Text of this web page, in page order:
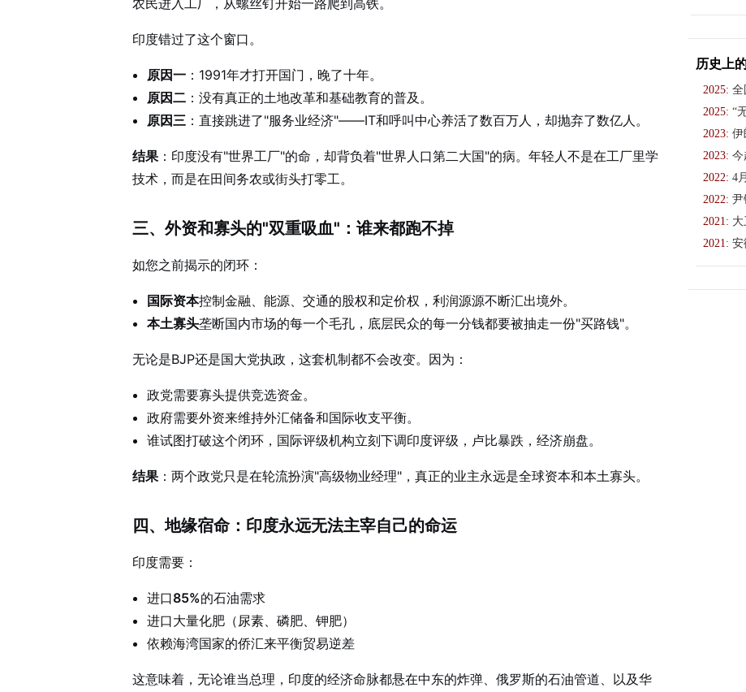
农民进入工厂，从螺丝钉开始一路爬到高铁。
印度错过了这个窗口。
原因一 ：1991年才打开国门，晚了十年。
原因二 ：没有真正的土地改革和基础教育的普及。
原因三 ：直接跳进了"服务业经济"——IT和呼叫中心养活了数百万人，却抛弃了数亿人。
结果 ：印度没有"世界工厂"的命，却背负着"世界人口第二大国"的病。年轻人不是在工厂里学
技术，而是在田间务农或街头打零工。
三、外资和寡头的"双重吸血"：谁来都跑不掉
如您之前揭示的闭环：
国际资本控制金融、能源、交通的股权和定价权，利润源源不断汇出境外。
本土寡头垄断国内市场的每一个毛孔，底层民众的每一分钱都要被抽走一份"买路钱"。
无论是BJP还是国大党执政，这套机制都不会改变。因为：
政党需要寡头提供竞选资金。
政府需要外资来维持外汇储备和国际收支平衡。
谁试图打破这个闭环，国际评级机构立刻下调印度评级，卢比暴跌，经济崩盘。
结果 ：两个政党只是在轮流扮演"高级物业经理"，真正的业主永远是全球资本和本土寡头。
四、地缘宿命：印度永远无法主宰自己的命运
印度需要：
进口85%的石油需求
进口大量化肥（尿素、磷肥、钾肥）
依赖海湾国家的侨汇来平衡贸易逆差
这意味着，无论谁当总理，印度的经济命脉都悬在中东的炸弹、俄罗斯的石油管道、以及华
历史上
2025: 全
2025: “
2023: 伊
2023: 今
2022: 4
2022: 尹
2021: 大
2021: 安